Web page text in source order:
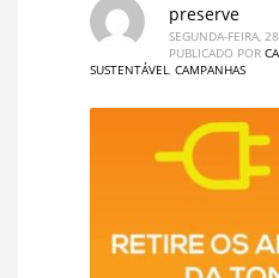
preserve
SEGUNDA-FEIRA,
PUBLICADO POR
SUSTENTÁVEL, CAMPANHAS